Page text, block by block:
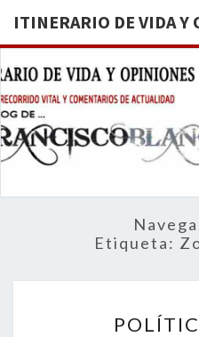
ITINERARIO DE VIDA Y
Etiqueta: